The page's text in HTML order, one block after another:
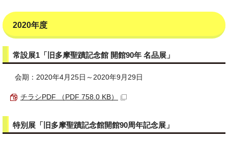
2020年度
常設展1「旧多摩聖蹟記念館 開館90年 名品展」
会期：2020年4月25日～2020年9月29日
チラシPDF （PDF 758.0 KB）
特別展「旧多摩聖蹟記念館開館90周年記念展」